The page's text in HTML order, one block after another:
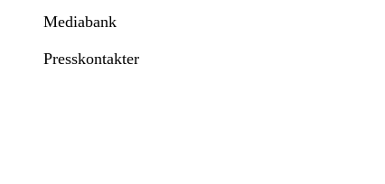
Mediabank
Presskontakter